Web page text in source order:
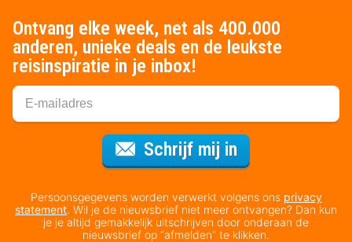
Ontvang elke week, net als 400.000
anderen, unieke deals en de leukste
reisinspiratie in je inbox!
Schrijf mij in
Persoonsgegevens worden verwerkt volgens ons privacy
statement. Wil je de nieuwsbrief niet meer ontvangen? Dan kun
je je altijd gemakkelijk uitschrijven door onderaan de
nieuwsbrief op “afmelden” te klikken.